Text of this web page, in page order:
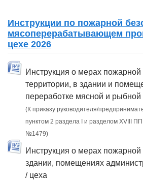
Инструкции по пожарной
мясоперерабатывающем
цехе 2026
Инструкция о мерах пожарной
территории, в здании и
переработке мясной и рыбной
(К приказу руководителя/
пунктом 2 раздела I и разделом XVIII
№1479)
Инструкция о мерах пожарной
здании, помещениях
/ цеха